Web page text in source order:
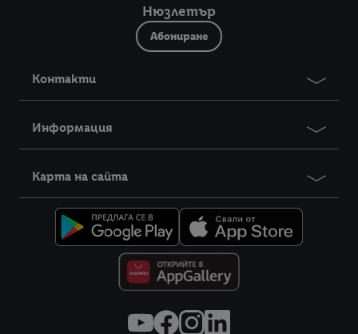
Нюзлетър
Абониране
Контакти
Информация
Карта на сайта